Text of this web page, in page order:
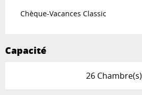
Chèque-Vacances Classic
Capacité
26 Chambre(s)